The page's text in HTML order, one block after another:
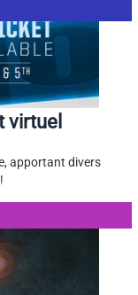
virtuel
apportant divers